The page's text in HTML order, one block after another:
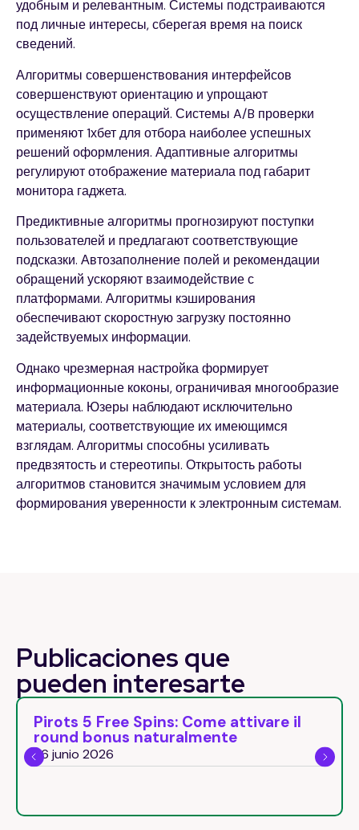
удобным и релевантным. Системы подстраиваются
под личные интересы, сберегая время на поиск
сведений.
Алгоритмы совершенствования интерфейсов
совершенствуют ориентацию и упрощают
осуществление операций. Системы A/B проверки
применяют 1хбет для отбора наиболее успешных
решений оформления. Адаптивные алгоритмы
регулируют отображение материала под габарит
монитора гаджета.
Предиктивные алгоритмы прогнозируют поступки
пользователей и предлагают соответствующие
подсказки. Автозаполнение полей и рекомендации
обращений ускоряют взаимодействие с
платформами. Алгоритмы кэширования
обеспечивают скоростную загрузку постоянно
задействуемых информации.
Однако чрезмерная настройка формирует
информационные коконы, ограничивая многообразие
материала. Юзеры наблюдают исключительно
материалы, соответствующие их имеющимся
взглядам. Алгоритмы способны усиливать
предвзятость и стереотипы. Открытость работы
алгоритмов становится значимым условием для
формирования уверенности к электронным системам.
Publicaciones que
pueden interesarte
Pirots 5 Free Spins: Come attivare il
round bonus naturalmente
26 junio 2026